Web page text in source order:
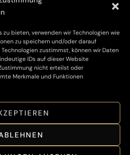
bieten, verwenden wir Technologien wie
zu speichern und/oder darauf
zustimmst, können wir Daten
IDs auf dieser Website
nicht erteilst oder
Merkmale und Funktionen